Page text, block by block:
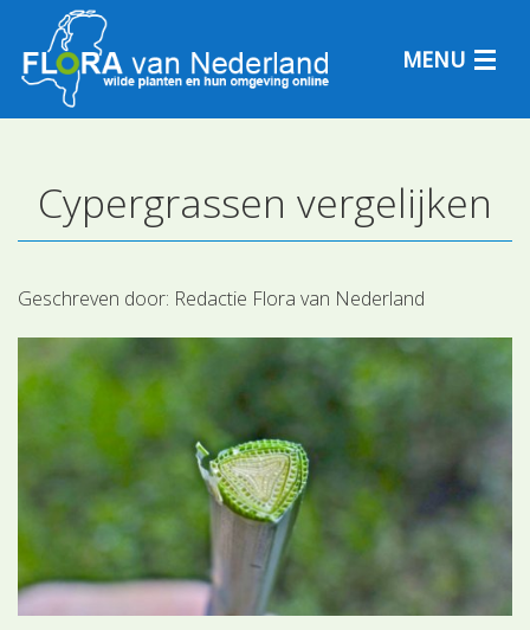
MENU
Plantensoorten
Plantengemeenschappen
Determineren
Cypergrassen vergelijken
Geschreven door: Redactie Flora van Nederland